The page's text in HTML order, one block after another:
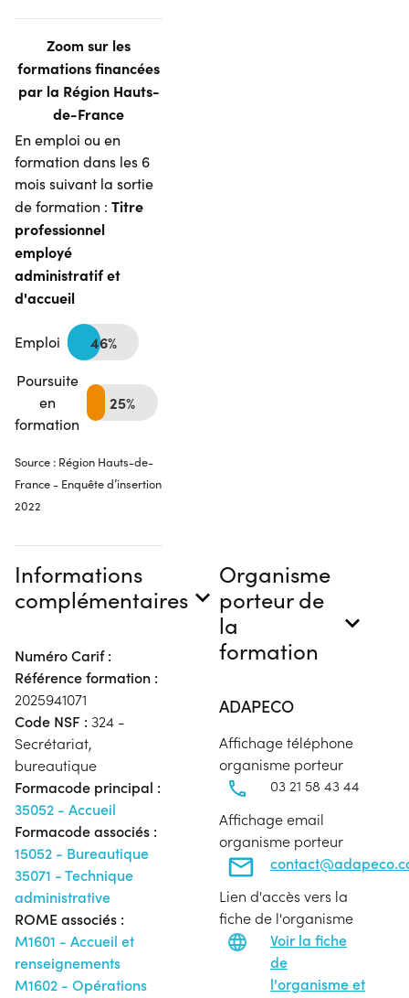
Zoom sur les
formations financées
par la Région Hauts-
de-France
En emploi ou en
formation dans les 6
mois suivant la sortie
de formation : Titre
professionnel
employé
administratif et
d'accueil
Emploi 46%
Poursuite
en
formation
25%
Source : Région Hauts-de-
France - Enquête d’insertion
2022
Informations
complémentaires
Numéro Carif :
Référence formation :
2025941071
Code NSF : 324 -
Secrétariat,
bureautique
Formacode principal :
35052 - Accueil
Formacode associés :
15052 - Bureautique
35071 - Technique
administrative
ROME associés :
M1601 - Accueil et
renseignements
M1602 - Opérations
Organisme
porteur de
la
formation
ADAPECO
Affichage téléphone
organisme porteur
03 21 58 43 44
Affichage email
organisme porteur
Lien d'accès vers la
fiche de l'organisme
Voir la fiche
de
l'organisme et